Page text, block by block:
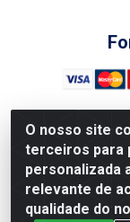
O nosso site
terceiros para
personalizada
relevante de
qualidade do
Nova Boni
Alice Tibiriçá,